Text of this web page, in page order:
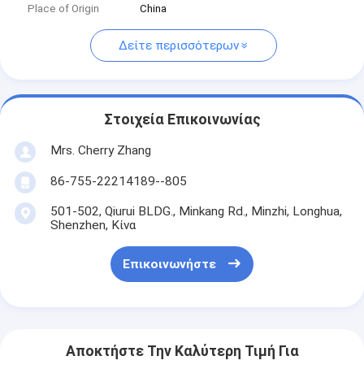
Place of Origin
China
Δείτε περισσότερων
Στοιχεία Επικοινωνίας
Mrs. Cherry Zhang
86-755-22214189--805
501-502, Qiurui BLDG., Minkang Rd., Minzhi, Longhua,
Shenzhen, Κίνα
Επικοινωνήστε
Αποκτήστε Την Καλύτερη Τιμή Για